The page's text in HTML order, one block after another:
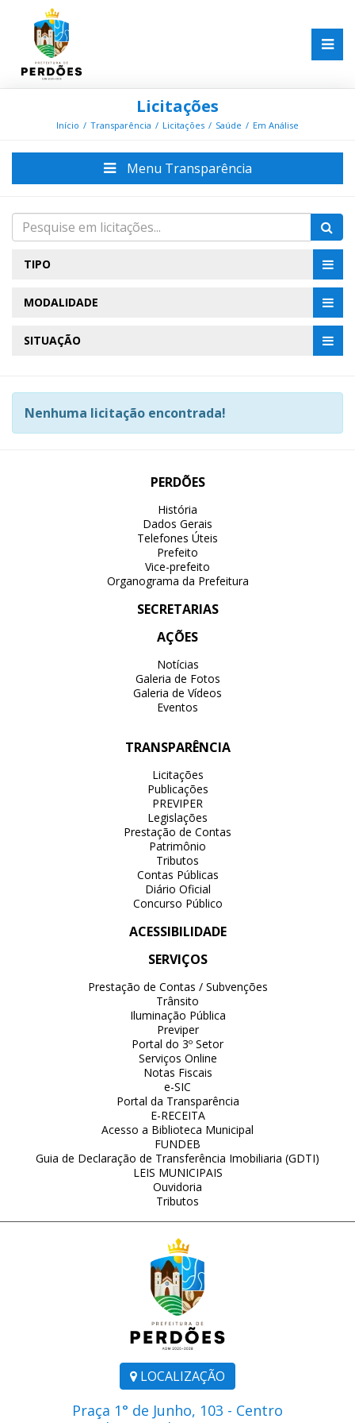
Licitações
Início Transparência Licitações Saúde Em Análise
Menu Transparência
TIPO
MODALIDADE
SITUAÇÃO
Nenhuma licitação encontrada!
LOCALIZAÇÃO
Praça 1° de Junho, 103 - Centro
PERDÕES
História
Dados Gerais
Telefones Úteis
Prefeito
Vice-prefeito
Organograma da Prefeitura
SECRETARIAS
AÇÕES
Notícias
Galeria de Fotos
Galeria de Vídeos
Eventos
TRANSPARÊNCIA
Licitações
Publicações
PREVIPER
Legislações
Prestação de Contas
Patrimônio
Tributos
Contas Públicas
Diário Oficial
Concurso Público
ACESSIBILIDADE
SERVIÇOS
Prestação de Contas / Subvenções
Trânsito
Iluminação Pública
Previper
Portal do 3º Setor
Serviços Online
Notas Fiscais
e-SIC
Portal da Transparência
E-RECEITA
Acesso a Biblioteca Municipal
FUNDEB
Guia de Declaração de Transferência Imobiliaria (GDTI)
LEIS MUNICIPAIS
Ouvidoria
Tributos